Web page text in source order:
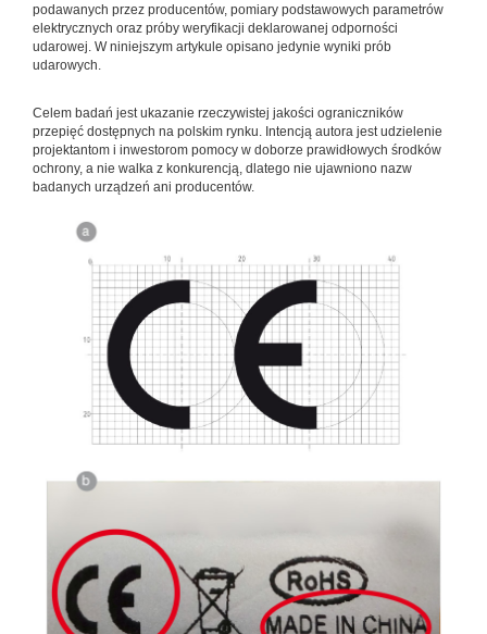
podawanych przez producentów, pomiary podstawowych parametrów
elektrycznych oraz próby weryfikacji deklarowanej odporności
udarowej. W niniejszym artykule opisano jedynie wyniki prób
udarowych.
Celem badań jest ukazanie rzeczywistej jakości ograniczników
przepięć dostępnych na polskim rynku. Intencją autora jest udzielenie
projektantom i inwestorom pomocy w doborze prawidłowych środków
ochrony, a nie walka z konkurencją, dlatego nie ujawniono nazw
badanych urządzeń ani producentów.